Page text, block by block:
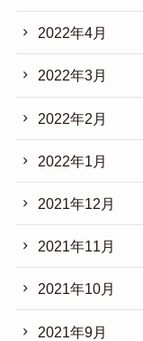
2022年4月
2022年3月
2022年2月
2022年1月
2021年12月
2021年11月
2021年10月
2021年9月